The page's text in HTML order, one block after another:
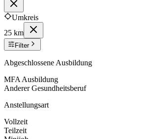
Umkreis
25 km
Filter
Abgeschlossene Ausbildung
MFA Ausbildung
Anderer Gesundheitsberuf
Anstellungsart
Vollzeit
Teilzeit